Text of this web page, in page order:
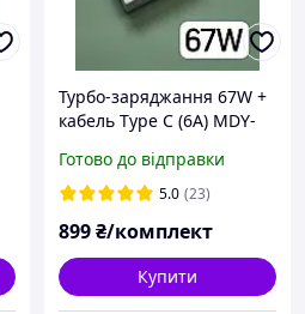
Турбо-заряджання 67W +
кабель Type C (6A) MDY-
Готово до відправки
5.0 (23)
899₴/комплект
Купити